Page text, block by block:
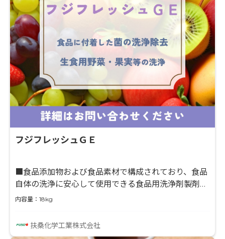
フジフレッシュＧＥ
■食品添加物および食品素材で構成されており、食品
自体の洗浄に安心して使用できる食品用洗浄剤製剤で
す。 ■食品に付着した汚れの洗浄、雑菌除去ができ、
す。 ■野菜・果実等の洗浄、魚介類・海藻類の洗浄​、
内容量：18kg
扶桑化学工業株式会社